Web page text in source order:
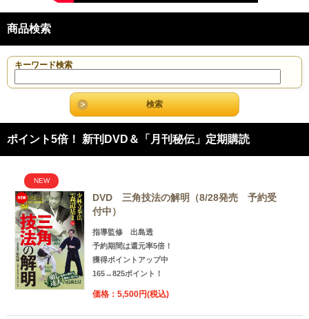
商品検索
キーワード検索
ポイント5倍！ 新刊DVD＆「月刊秘伝」定期購読
NEW
DVD 三角技法の解明（8/28発売 予約受
付中）
指導監修 出島透
予約期間は還元率5倍！
獲得ポイントアップ中
165→825ポイント！
価格：5,500円(税込)